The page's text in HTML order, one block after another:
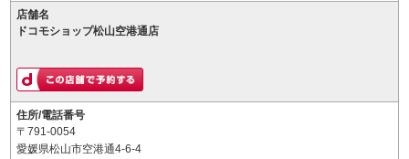
店舗名
ドコモショップ松山空港通店
住所/電話番号
〒791-0054
愛媛県松山市空港通4-6-4